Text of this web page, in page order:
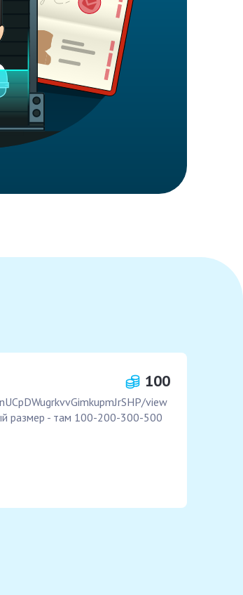
100
view
размер - там 100-200-300-500